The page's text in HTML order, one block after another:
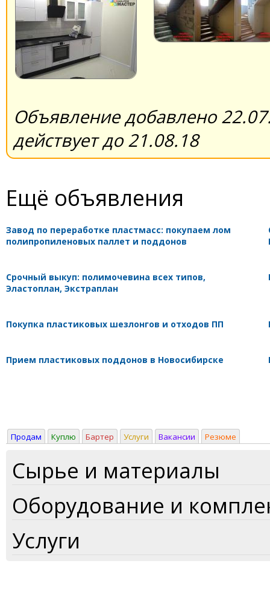
Объявление добавлено
действует до 21.08.18
Ещё объявления
Завод по переработке пластмасс: покупаем лом
полипропиленовых паллет и поддонов
Срочный выкуп: полимочевина всех типов,
Эластоплан, Экстраплан
Покупка пластиковых шезлонгов и отходов ПП
Прием пластиковых поддонов в Новосибирске
Продам Куплю Бартер Услуги Вакансии Резюме
Сырье и материалы
Оборудование и
Услуги